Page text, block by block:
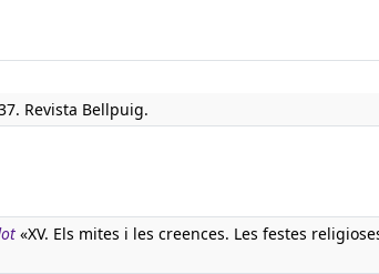
Revista Bellpuig.
«XV. Els mites i les creences. Les festes